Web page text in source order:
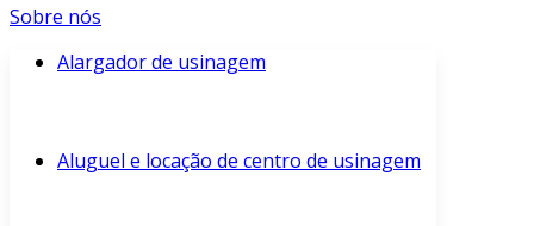
Sobre nós
Alargador de usinagem
Aluguel e locação de centro de usinagem